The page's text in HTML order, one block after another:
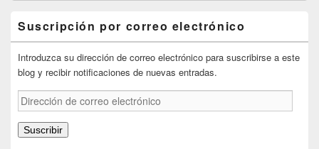
Suscripción por correo electrónico
Introduzca su dirección de correo electrónico para suscribirse a este
blog y recibir notificaciones de nuevas entradas.
Dirección
de
correo
electrónico
Suscribir